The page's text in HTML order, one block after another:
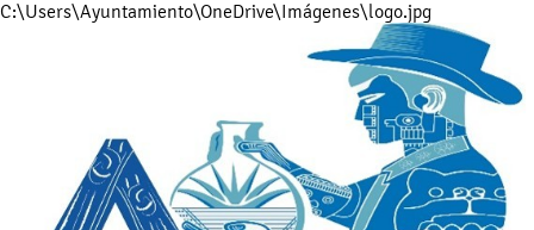
C:\Users\Ayuntamiento\OneDrive\Imágenes\logo.jpg